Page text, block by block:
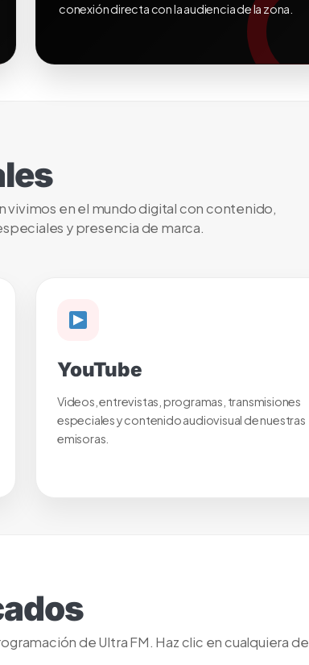
conexión directa con la audiencia de la zona.
vivimos en el mundo digital con contenido,
y presencia de marca.
YouTube
Videos, entrevistas, programas, transmisiones
especiales y contenido audiovisual de nuestras
emisoras.
de Ultra FM. Haz clic en cualquiera de